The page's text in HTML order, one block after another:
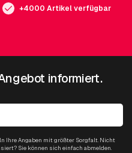
+4000 Artikel verfügbar
informiert.
Ihre Angaben mit größter Sorgfalt. Nicht
Sie können sich einfach abmelden.